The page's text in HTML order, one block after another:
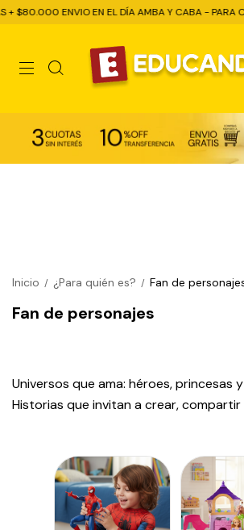
EN EL DÍA AMBA Y CABA - PARA COMPRAS
Inicio / ¿Para quién es? / Fan de
Fan de personajes
Universos que ama: héroes, princesas
Historias que invitan a crear,